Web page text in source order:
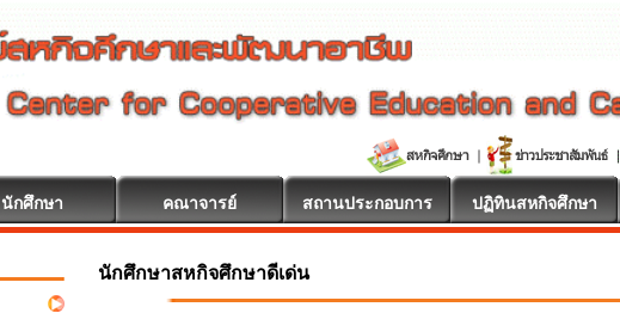
นักศึกษา คณาจารย์ สถานประกอบการ ปฏิทินสหกิจศึกษา
นักศึกษาสหกิจศึกษาดีเด่น